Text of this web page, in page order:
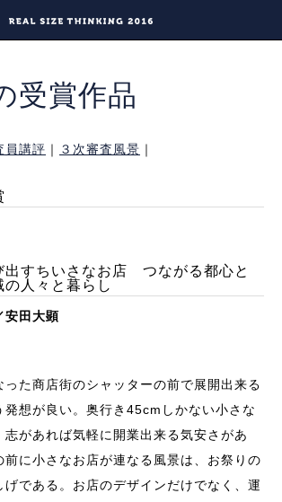
受賞作品
員講評 ｜ ３次審査風景 ｜
出すちいさなお店 つながる都心と
の人々と暮らし
安田大顕
った商店街のシャッターの前で展開出来る
発想が良い。奥行き45cmしかない小さな
志があれば気軽に開業出来る気安さがあ
前に小さなお店が連なる風景は、お祭りの
げである。お店のデザインだけでなく、運